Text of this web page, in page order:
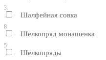
3
Шалфейная совка
8
Шелкопряд монашенка
5
Шелкопряды